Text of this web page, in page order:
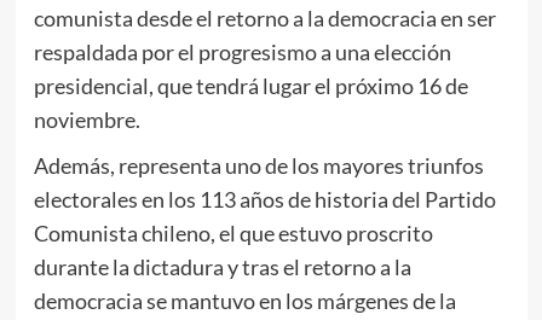
comunista desde el retorno a la democracia en ser
respaldada por el progresismo a una elección
presidencial, que tendrá lugar el próximo 16 de
noviembre.
Además, representa uno de los mayores triunfos
electorales en los 113 años de historia del Partido
Comunista chileno, el que estuvo proscrito
durante la dictadura y tras el retorno a la
democracia se mantuvo en los márgenes de la